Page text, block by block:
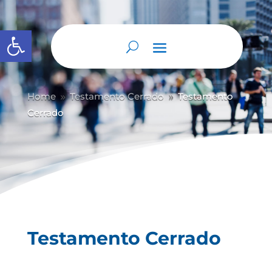
Abrir barra de herramientas
Home 9 Testamento Cerrado 9 Testamento
Cerrado
Testamento Cerrado